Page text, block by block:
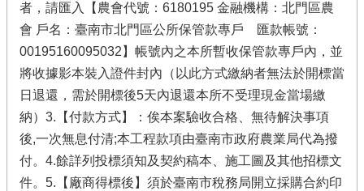
者，請匯入【農會代號：6180195 金融機構：北門區農
會 戶名：臺南市北門區公所保管款專戶 匯款帳號：
00195160095032】帳號內之本所暫收保管款專戶內，並
將收據影本裝入證件封內（以此方式繳納者無法於開標當
日退還，需於開標後5天內退還本所不受理現金當場繳
納）3.【付款方式】：俟本案驗收合格、無待解決事項
後,一次無息付清;本工程款項由臺南市政府農業局代為撥
付。4.餘詳列投標須知及契約稿本、施工圖及其他招標文
件。5.【廠商得標後】須於臺南市稅務局開立採購合約印